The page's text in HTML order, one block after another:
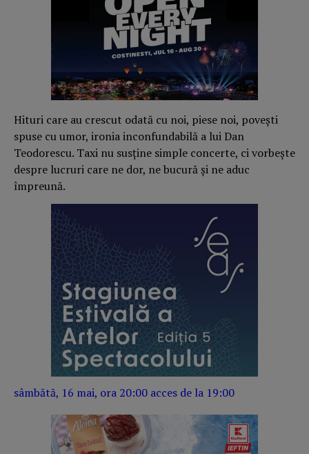
Hituri care au crescut odată cu noi, piese noi, povești
spuse cu umor, ironia inconfundabilă a lui Dan
Teodorescu. Taxi nu susține simple concerte, ci vorbește
despre lucruri care ne dor, ne bucură și ne aduc
împreună.
sâmbătă, 16 mai, ora 20:00 acces de la 19:00